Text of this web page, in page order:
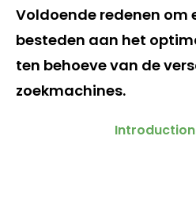
Voldoende redenen
besteden aan het
ten behoeve van de
zoekmachines.
Introduction